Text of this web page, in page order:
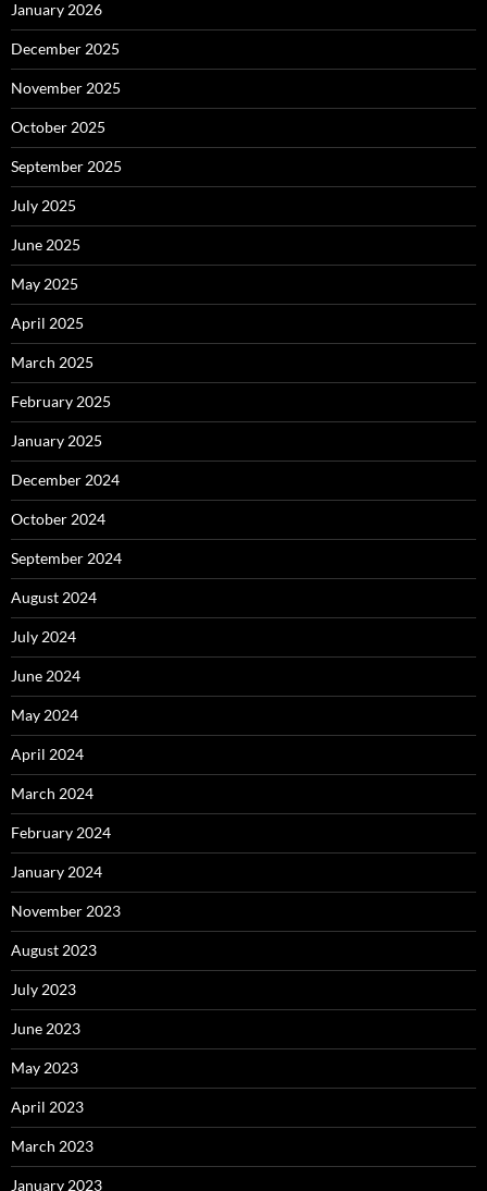
January 2026
December 2025
November 2025
October 2025
September 2025
July 2025
June 2025
May 2025
April 2025
March 2025
February 2025
January 2025
December 2024
October 2024
September 2024
August 2024
July 2024
June 2024
May 2024
April 2024
March 2024
February 2024
January 2024
November 2023
August 2023
July 2023
June 2023
May 2023
April 2023
March 2023
January 2023